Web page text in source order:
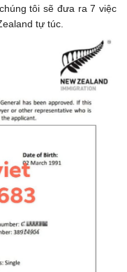
tôi sẽ đưa ra 7 việc
tự túc.